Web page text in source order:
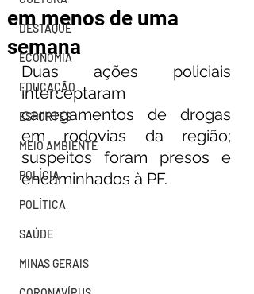
DESTAQUE
ECONOMIA
EDUCAÇÃO
ESPORTES
MEIO AMBIENTE
POLÍCIA
POLÍTICA
SAÚDE
MINAS GERAIS
em menos de uma
semana
Duas ações policiais
interceptaram
carregamentos de drogas
em rodovias da região;
suspeitos foram presos e
encaminhados à PF.